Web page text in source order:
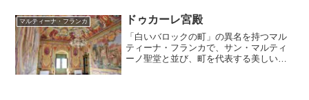
マルティーナ・フランカ ドゥカーレ宮殿
「白いバロックの町」の異名を持つマル
ティーナ・フランカで、サン・マルティ
ーノ聖堂と並び、町を代表する美しいバ